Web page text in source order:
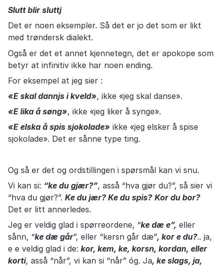
Slutt blir sluttj
Det er noen eksempler. Så det er jo det som er likt
med trøndersk dialekt.
Også er det et annet kjennetegn, det er apokope som
betyr at infinitiv ikke har noen ending.
For eksempel at jeg sier :
«E skal dannjs i kveld», ikke «jeg skal danse».
«E lika å søng», ikke «jeg liker å synge».
«E elska å spis sjokolade» ikke «jeg elsker å spise
sjokolade». Det er sånne type ting.
Og så er det og ordstillingen i spørsmål kan vi snu.
Vi kan si: “ke du gjær?”, asså “hva gjør du?”, så sier vi
“hva du gjør?”. Ke du jær? Ke du spis? Kor du bor?
Det er litt annerledes.
Jeg er veldig glad i spørreordene, “ke dæ e”, eller
sånn, “ke dæ går”, eller “kersn går dæ”, kor e du?.. ja,
e e veldig glad i de: kor, kem, ke, korsn, kordan, eller
korti, asså “når”, vi kan si “når” óg. Ja, ke slags, ja,